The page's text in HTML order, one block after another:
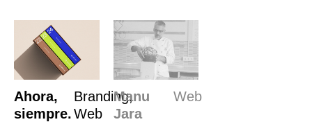
Ahora,
siempre.
Branding,
Web
Manu
Jara
Web